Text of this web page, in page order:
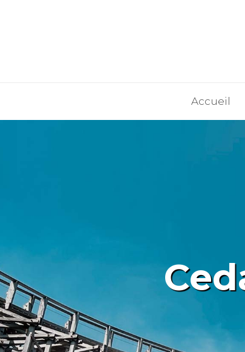
Accueil